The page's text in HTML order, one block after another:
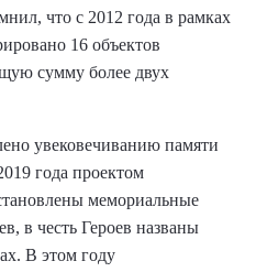
что с 2012 года в рамках
16 объектов
сумму более двух
увековечиванию памяти
года проектом
мемориальные
в честь Героев названы
В этом году